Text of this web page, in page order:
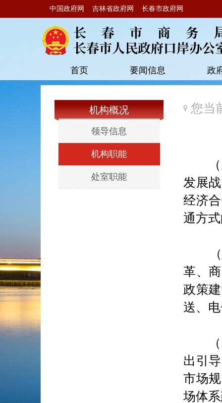
中国政府网 吉林省政府网 长春市政府网
首页 要闻信息 政
机构概况
领导信息
机构职能
处室职能
您当
（一
发展
经济
通方
（二
革、
政策
送、
（三
出引
市场
场体